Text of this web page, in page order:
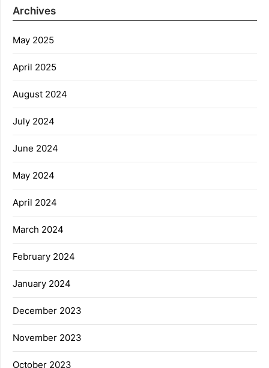
Archives
May 2025
April 2025
August 2024
July 2024
June 2024
May 2024
April 2024
March 2024
February 2024
January 2024
December 2023
November 2023
October 2023